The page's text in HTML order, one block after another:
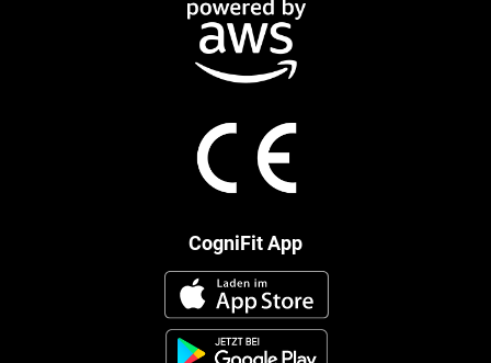
CogniFit App